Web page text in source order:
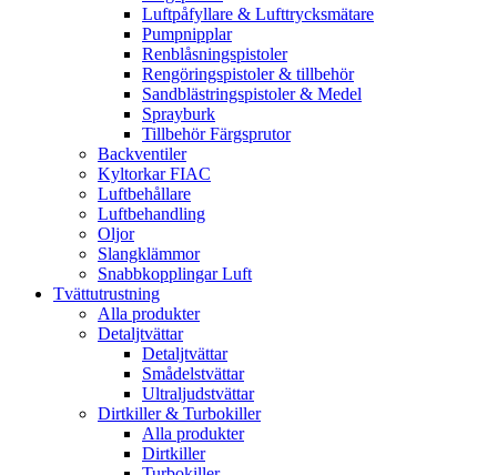
Luftpåfyllare & Lufttrycksmätare
Pumpnipplar
Renblåsningspistoler
Rengöringspistoler & tillbehör
Sandblästringspistoler & Medel
Sprayburk
Tillbehör Färgsprutor
Backventiler
Kyltorkar FIAC
Luftbehållare
Luftbehandling
Oljor
Slangklämmor
Snabbkopplingar Luft
Tvättutrustning
Alla produkter
Detaljtvättar
Detaljtvättar
Smådelstvättar
Ultraljudstvättar
Dirtkiller & Turbokiller
Alla produkter
Dirtkiller